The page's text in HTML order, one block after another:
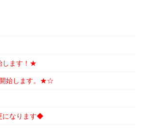
します！★
始します。★☆
になります◆